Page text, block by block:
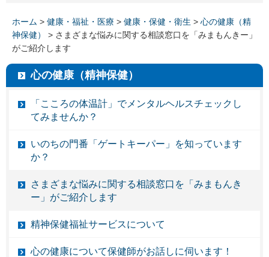
ホーム > 健康・福祉・医療 > 健康・保健・衛生 > 心の健康（精
神保健）
> さまざまな悩みに関する相談窓口を「みまもんきー」
がご紹介します
心の健康（精神保健）
「こころの体温計」でメンタルヘルスチェックし
てみませんか？
いのちの門番「ゲートキーパー」を知っています
か？
さまざまな悩みに関する相談窓口を「みまもんき
ー」がご紹介します
精神保健福祉サービスについて
心の健康について保健師がお話しに伺います！